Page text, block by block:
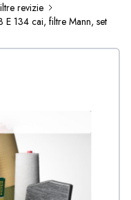
revizie
134 cai, filtre Mann, set